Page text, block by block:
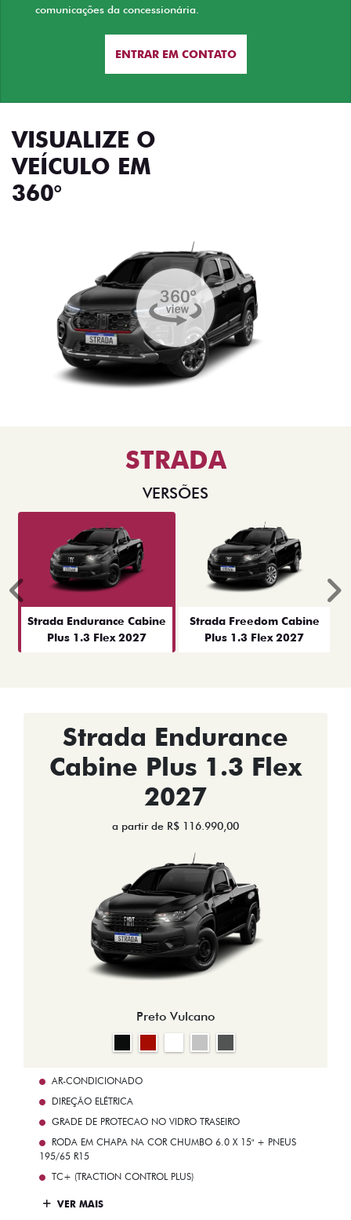
comunicações da concessionária.
ENTRAR EM CONTATO
VISUALIZE O
VEÍCULO EM
360°
STRADA
VERSÕES
Strada Endurance Cabine
Plus 1.3 Flex 2027
Strada Freedom Cabine
Plus 1.3 Flex 2027
Anterior
Strada Endurance
Cabine Plus 1.3 Flex
2027
a partir de R$ 116.990,00
Preto Vulcano
AR-CONDICIONADO
DIREÇÃO ELÉTRICA
GRADE DE PROTECAO NO VIDRO TRASEIRO
RODA EM CHAPA NA COR CHUMBO 6.0 X 15" + PNEUS
195/65 R15
TC+ (TRACTION CONTROL PLUS)
VER MAIS